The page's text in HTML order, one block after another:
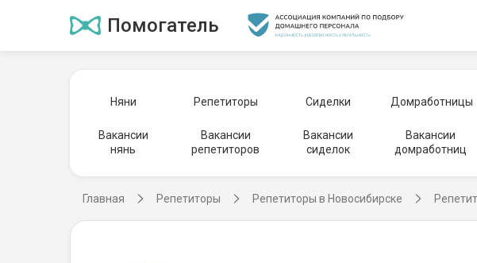
Помогатель
Няни Репетиторы Сиделки Домработницы
Вакансии
нянь
Вакансии
репетиторов
Вакансии
сиделок
Вакансии
домработниц
Главная Репетиторы Репетиторы в Новосибирске